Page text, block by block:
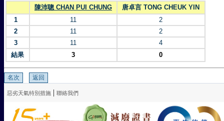
陳沛聰 CHAN PUI CHUNG
唐卓言 TONG CHEUK YIN
1
11
2
2
11
2
3
11
4
結果
3 0